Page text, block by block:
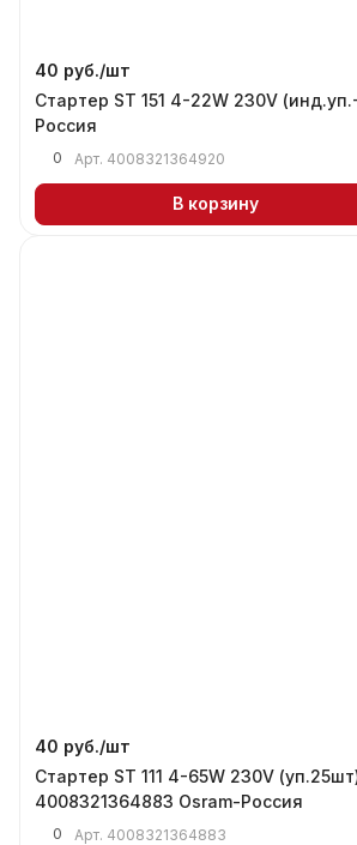
40 руб./шт
Стартер ST 151 4-22W 230V
Россия
0 Арт. 4008321364920
В корзину
40 руб./шт
Стартер ST 111 4-65W 230V
4008321364883 Osram-Россия
0 Арт. 4008321364883